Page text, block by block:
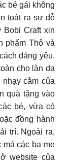
bé gái không
toát ra sự dễ
Bobi Craft xin
phẩm Thỏ và
đáng yêu.
cho làn da
cảm của
quà tặng vào
bé, vừa có
đồng hành
trí. ️Ngoài ra,
mà các ba mẹ
website của